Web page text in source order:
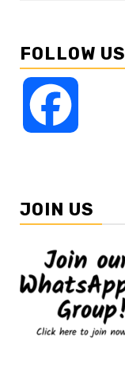
FOLLOW US
JOIN US